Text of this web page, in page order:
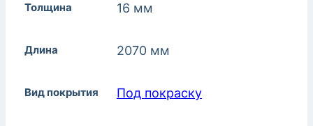
Толщина 16 мм
Длина 2070 мм
Вид покрытия Под покраску